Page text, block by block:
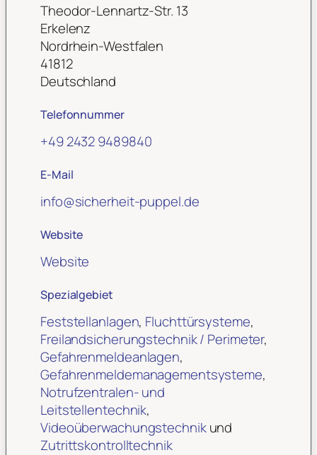
Theodor-Lennartz-Str. 13
Erkelenz
Nordrhein-Westfalen
41812
Deutschland
Telefonnummer
+49 2432 9489840
E-Mail
info@sicherheit-puppel.de
Website
Website
Spezialgebiet
Feststellanlagen, Fluchttürsysteme,
Freilandsicherungstechnik / Perimeter,
Gefahrenmeldeanlagen,
Gefahrenmeldemanagementsysteme,
Notrufzentralen- und
Leitstellentechnik,
Videoüberwachungstechnikund
Zutrittskontrolltechnik